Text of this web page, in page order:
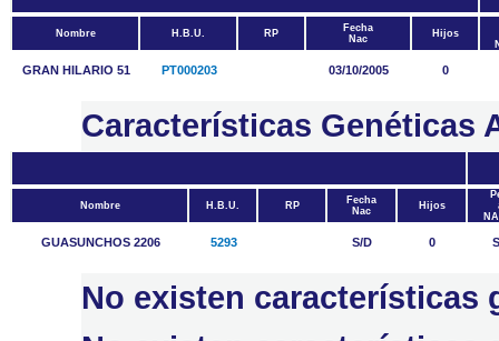
Nombre H.B.U. RP
Fecha
Nac
Hijos
GRAN HILARIO 51 PT000203 03/10/2005 0
Características Genéticas
Nombre H.B.U. RP
Fecha
Nac
Hijos
GUASUNCHOS 2206 5293 S/D 0
No existen características